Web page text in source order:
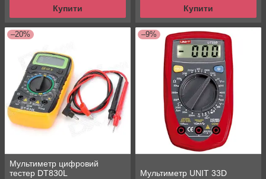
Купити Купити
–20%
Мультиметр цифровий
тестер DT830L
–9%
Мультиметр UNIT 33D